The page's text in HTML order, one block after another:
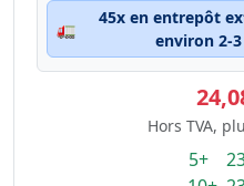
🚛
45x en entrepôt
environ 2-
Hors TVA,
5+